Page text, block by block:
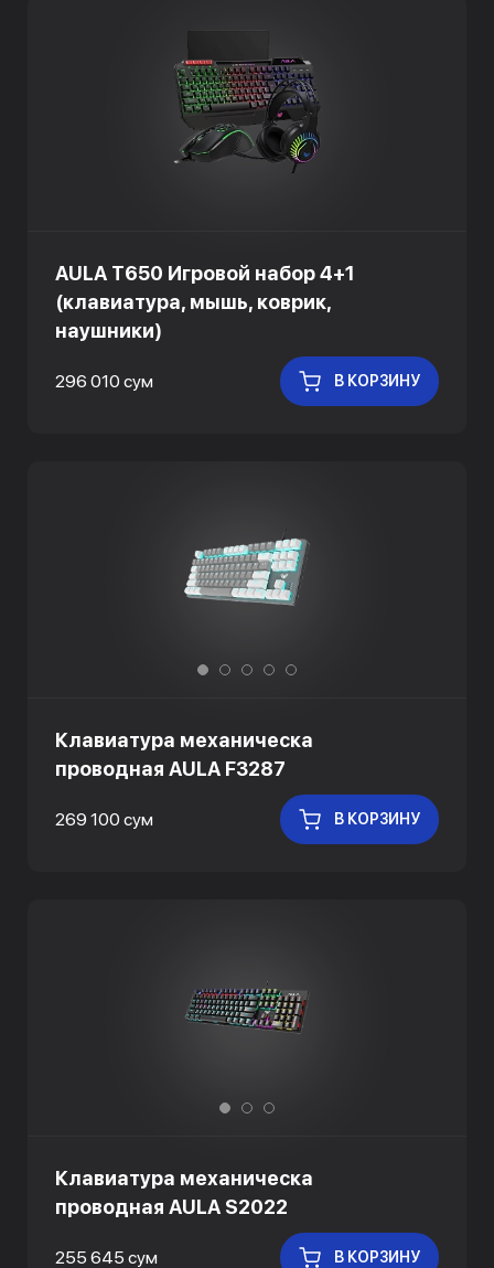
AULA T650 Игровой набор 4+1
(клавиатура, мышь, коврик,
наушники)
296 010 сум В КОРЗИНУ
Клавиатура механическа
проводная AULA F3287
269 100 сум В КОРЗИНУ
Клавиатура механическа
проводная AULA S2022
255 645 сум В КОРЗИНУ